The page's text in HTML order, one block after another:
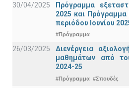
30/04/2025
Πρόγραμμα
2025 και Πρόγραμμα
περιόδου Ιουνίου
#Πρόγραμμα
26/03/2025
Διενέργεια
μαθημάτων από
2024-25
#Πρόγραμμα #Σπουδές